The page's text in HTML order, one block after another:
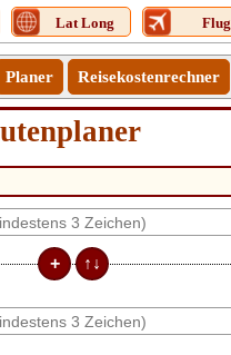
Lat Long Flug
Planer Reisekostenrechner